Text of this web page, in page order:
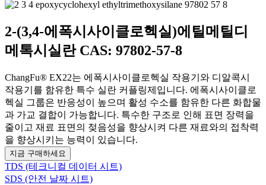
2-(3,4-에폭시사이클로헥실)에틸메틸디
메톡시실란 CAS: 97802-57-8
ChangFu® EX22는 에폭시사이클로헥실 작용기와 디알콕시
작용기를 함유한 특수 실란 커플링제입니다. 에폭시사이클로
헥실 그룹은 반응성이 높으며 활성 수소를 함유한 다른 화합물
과 가교 결합이 가능합니다. 특수한 구조로 인해 표면 장력을
줄이고 재료 표면의 젖음성을 향상시켜 다른 재료와의 접착력
을 향상시키는 능력이 있습니다.
지금 구매하세요
TDS (테크니컬 데이터 시트)
SDS (안전 날짜 시트)